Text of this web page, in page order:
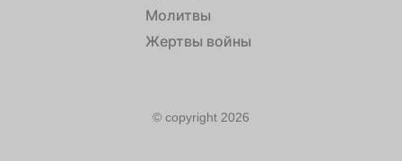
Молитвы
Жертвы войны
© copyright 2026